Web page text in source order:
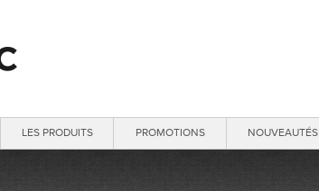
LES PRODUITS PROMOTIONS NOUVEAUTÉS